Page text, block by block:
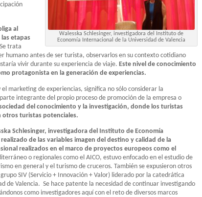
Walesska Schlesinger, investigadora del Instituto de
Economía Internacional de la Universidad de Valencia
al
etapas
Se trata
humano antes de ser turista, observarlos en su contexto cotidiano
vivir durante su experiencia de viaje.Este nivel de conocimiento
protagonista en la generación de experiencias.
marketing de experiencias, significa no sólo considerar la
integrante del propio proceso de promoción de la empresa o
del conocimiento y la investigación, donde los turistas
otros turistas potenciales.
Schlesinger, investigadora del Instituto de Economía
de las variables imagen del destino y calidad de la
realizados en el marco de proyectos europeos como el
o regionales como el AICO, estuvo enfocado en el estudio de
en general y el turismo de cruceros. También se expusieron otros
SIV (Servicio + Innovación + Valor) liderado por la catedrática
de Valencia. Se hace patente la necesidad de continuar investigando
como investigadores aquí con el reto de diversos marcos